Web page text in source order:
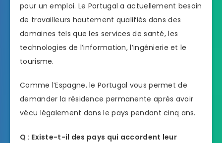
pour un emploi. Le Portugal a actuellement besoin
de travailleurs hautement qualifiés dans des
domaines tels que les services de santé, les
technologies de l’information, l’ingénierie et le
tourisme.
Comme l’Espagne, le Portugal vous permet de
demander la résidence permanente après avoir
vécu légalement dans le pays pendant cinq ans.
Q : Existe-t-il des pays qui accordent leur